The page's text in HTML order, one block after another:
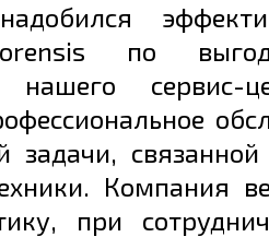
по
нашего сервис-
задачи,
Компания
при